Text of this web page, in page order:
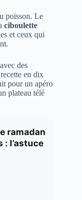
poisson. Le
ciboulette
et ceux qui
des
en dix
pour un apéro
plateau télé
ramadan
: l’astuce